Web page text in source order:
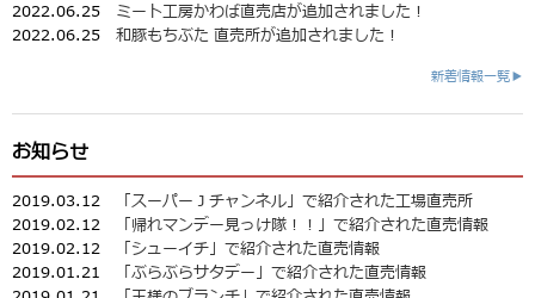
2022.06.25 ミート工房かわば直売店が追加されました！
2022.06.25 和豚もちぶた 直売所が追加されました！
新着情報一覧▶
お知らせ
2019.03.12
「スーパーＪチャンネル」で紹介された工場直売所
2019.02.12
「帰れマンデー見っけ隊！！」で紹介された直売情報
2019.02.12
「シューイチ」で紹介された直売情報
2019.01.21
「ぶらぶらサタデー」で紹介された直売情報